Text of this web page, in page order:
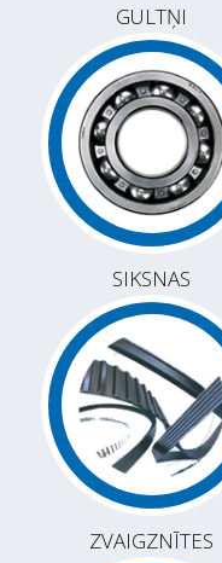
GULTŅI
SIKSNAS
ZVAIGZNĪTES